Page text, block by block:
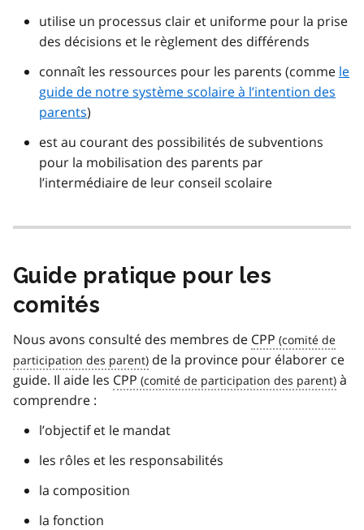
utilise un processus clair et uniforme pour la prise
des décisions et le règlement des différends
connaît les ressources pour les parents (comme le
guide de notre système scolaire à l’intention des
parents)
est au courant des possibilités de subventions
pour la mobilisation des parents par
l’intermédiaire de leur conseil scolaire
Guide pratique pour les
comités
Nous avons consulté des membres de CPP
de la province pour élaborer ce
guide. Il aide les CPP
à
comprendre :
l’objectif et le mandat
les rôles et les responsabilités
la composition
la fonction